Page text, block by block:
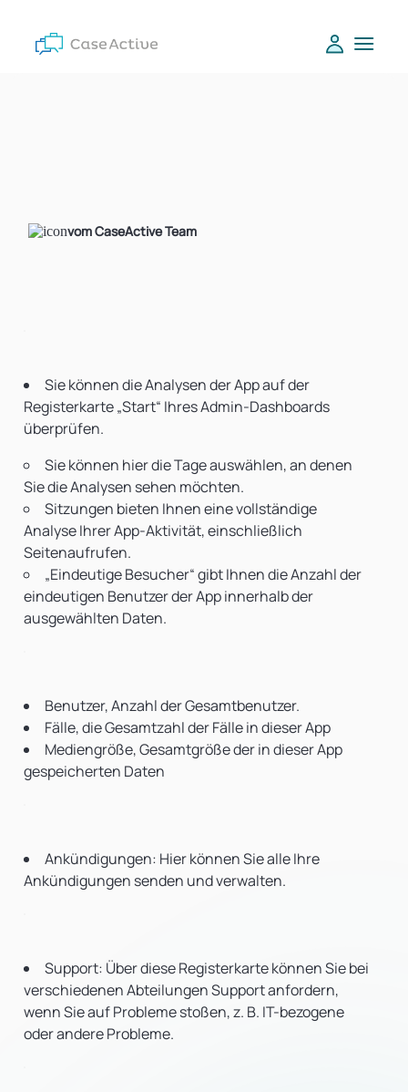
vom CaseActive Team
Sie können die Analysen der App auf der
Registerkarte „Start“ Ihres Admin-Dashboards
überprüfen.
Sie können hier die Tage auswählen, an denen
Sie die Analysen sehen möchten.
Sitzungen bieten Ihnen eine vollständige
Analyse Ihrer App-Aktivität, einschließlich
Seitenaufrufen.
„Eindeutige Besucher“ gibt Ihnen die Anzahl der
eindeutigen Benutzer der App innerhalb der
ausgewählten Daten.
Benutzer, Anzahl der Gesamtbenutzer.
Fälle, die Gesamtzahl der Fälle in dieser App
Mediengröße, Gesamtgröße der in dieser App
gespeicherten Daten
Ankündigungen: Hier können Sie alle Ihre
Ankündigungen senden und verwalten.
Support: Über diese Registerkarte können Sie bei
verschiedenen Abteilungen Support anfordern,
wenn Sie auf Probleme stoßen, z. B. IT-bezogene
oder andere Probleme.